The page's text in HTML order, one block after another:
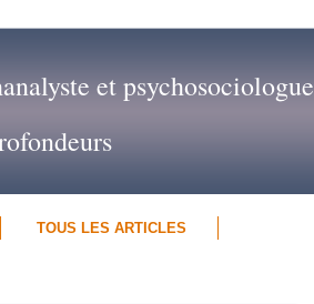
et psychosociologue
TOUS LES ARTICLES